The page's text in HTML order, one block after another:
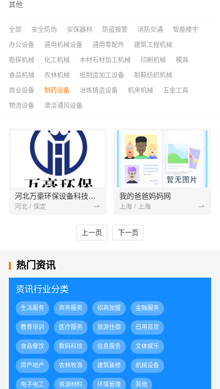
其他
全部 安全防伪 安保器材 防盗报警 消防交通 智能楼宇
办公设备 通用机械设备 通用零配件 建筑工程机械
勘探机械 化工机械 木材石材加工机械 印刷机械 模具
食品机械 农林机械 纸制造加工设备 制鞋纺织机械
商业设备 制药设备 冶炼铸造设备 机床机械 五金工具
物流设备 清洁通风设备
河北万豪环保设备科技有限公司
河北 / 保定
我的爸爸妈妈网
上海 / 上海
上一页 下一页
热门资讯
资讯行业分类
生活服务 商务服务 招商加盟 金融服务
教育培训 医疗服务 旅游住宿 日用百货
食品餐饮 数码科技 信息服务 文体娱乐
房产地产 农林牧渔 建筑装修 机械设备
电子电工 资源材料 环境管理 其他